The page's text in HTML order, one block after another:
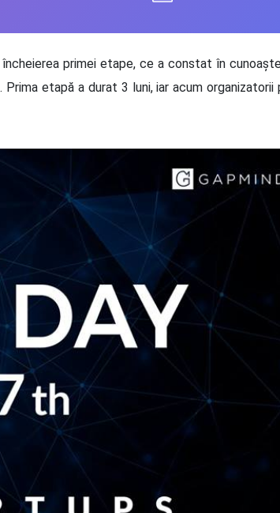
primei etape, ce a constat în
etapă a durat 3 luni, iar acum organizatorii